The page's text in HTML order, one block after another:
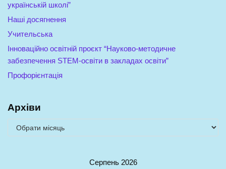
українській школі”
Наші досягнення
Учительська
Інноваційно освітній проєкт “Науково-методичне
забезпечення STEM-освіти в закладах освіти”
Профорієнтація
Архіви
Серпень 2026